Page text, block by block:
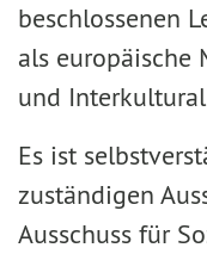
beschlossenen
als europäische
und
Es ist
zuständigen
Ausschuss für